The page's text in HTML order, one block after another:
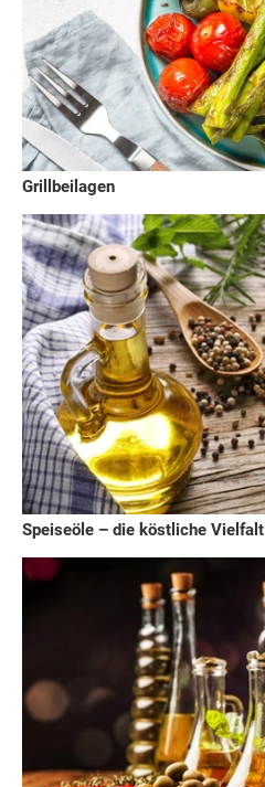
Grillbeilagen
Speiseöle – die köstliche Vielfalt